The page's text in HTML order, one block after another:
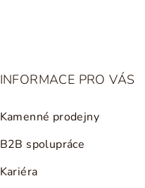
INFORMACE PRO VÁS
Kamenné prodejny
B2B spolupráce
Kariéra